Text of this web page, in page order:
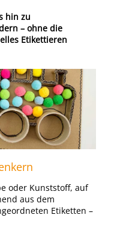
hin zu
– ohne die
Etikettieren
oder Kunststoff, auf
aus dem
Etiketten –